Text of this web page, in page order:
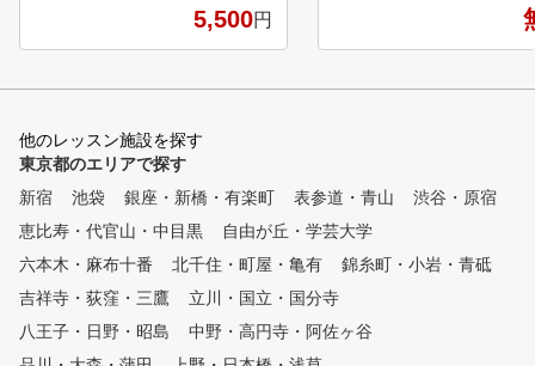
いは気分に合わせて、どの店舗
でも自由に練習できます。 全
利用可能。リアルなコース体験
をしながら、ご自身のスイング
映像や弾道の記録を確認し、詳
細な分析を行うことで、効率的
なスキルアップをサポートしま
間なので、周囲を気にすること
なく、ご自身のペースで集中し
て練習に打ち込めます。深夜や
早朝など、お客様のライフスタ
5,500円
方も多数在籍！ ★女性も
に通えます！ ★コースレ
他のレッスン施設を探す
東京都のエリアで探す
新宿
池袋 銀座・新橋・有楽町 表参道・青山
渋谷・原宿
恵比寿・代官山・中目黒
自由が丘・学芸大学
六本木・麻布十番
北千住・町屋・亀有
錦糸町・小岩・青砥
吉祥寺・荻窪・三鷹
立川・国立・国分寺
八王子・日野・昭島
中野・高円寺・阿佐ヶ谷